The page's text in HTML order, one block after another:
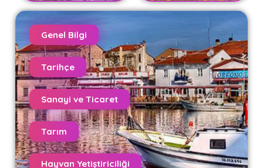
Genel Bilgi
Tarihçe
Sanayi ve Ticaret
Tarım
Hayvan Yetiştiriciliği